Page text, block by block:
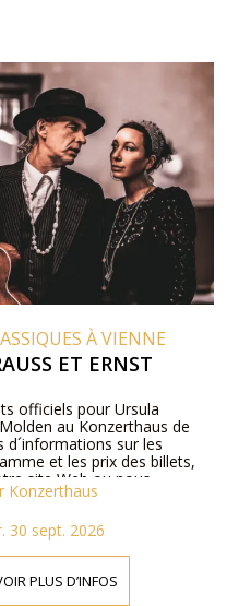
À VIENNE
ET ERNST
officiels pour Ursula
au Konzerthaus de
d´informations sur les
et les prix des billets,
site Web ou nous
Konzerthaus
30 sept. 2026
PLUS D’INFOS